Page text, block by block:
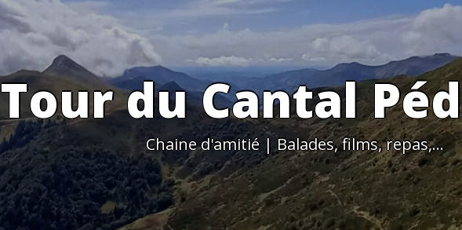
Tour du Cantal
Chaine d'amitié | Balades, films, repas,…